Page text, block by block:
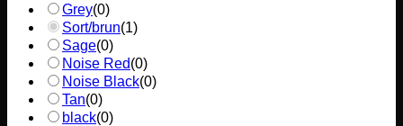
Grey(0)
Sort/brun(1)
Sage(0)
Noise Red(0)
Noise Black(0)
Tan(0)
black(0)